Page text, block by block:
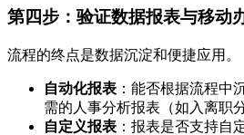
第四步：验证数据报表与移动
流程的终点是数据沉淀和便捷应用。
自动化报表 ：能否根据流程中
需的人事分析报表（如入离职
自定义报表 ：报表是否支持自